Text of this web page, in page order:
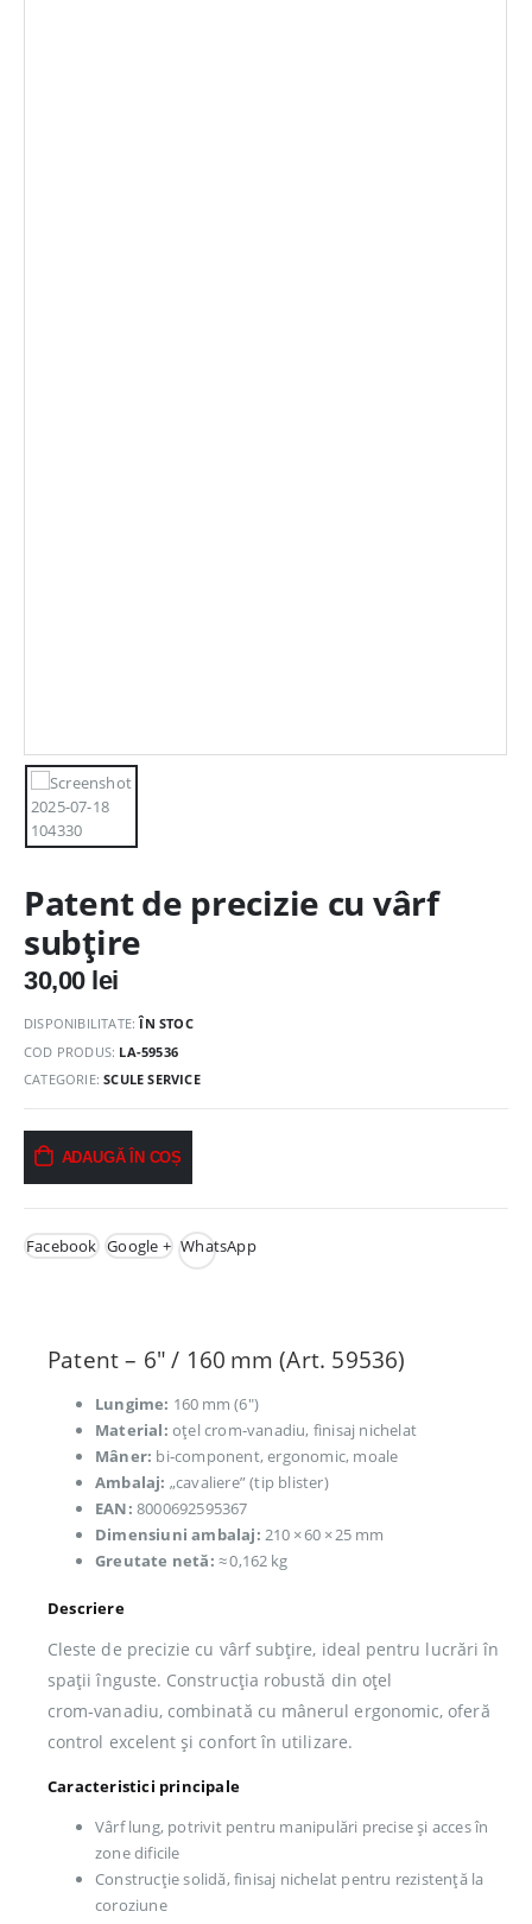
Patent de precizie cu vârf
subțire
30,00 lei
DISPONIBILITATE:ÎN STOC
COD PRODUS: LA-59536
CATEGORIE:SCULE SERVICE
ADAUGĂ ÎN COȘ
Facebook Google + WhatsApp
Patent – 6″ / 160 mm (Art. 59536)
Lungime: 160 mm (6″)
Material: oţel crom‑vanadiu, finisaj nichelat
Mâner: bi‑component, ergonomic, moale
Ambalaj: „cavaliere” (tip blister)
EAN: 8000692595367
Dimensiuni ambalaj: 210 × 60 × 25 mm
Greutate netă: ≈ 0,162 kg
Descriere
Cleste de precizie cu vârf subțire, ideal pentru lucrări în
spații înguste. Construcția robustă din oţel
crom‑vanadiu, combinată cu mânerul ergonomic, oferă
control excelent și confort în utilizare.
Caracteristici principale
Vârf lung, potrivit pentru manipulări precise și acces în
zone dificile
Construcție solidă, finisaj nichelat pentru rezistență la
coroziune